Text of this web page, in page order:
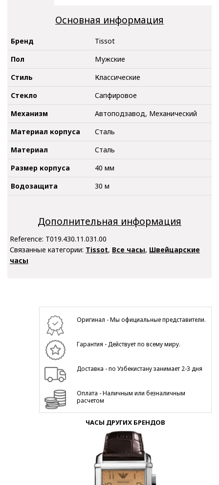
Основная информация
Бренд
Tissot
Пол
Мужские
Стиль
Классические
Стекло
Сапфировое
Механизм
Автоподзавод, Механический
Материал корпуса
Сталь
Материал
Сталь
Размер корпуса
40 мм
Водозащита
30 м
Дополнительная информация
Reference: T019.430.11.031.00
Связанные категории: Tissot, Все часы, Швейцарские
часы
Оригинал - Мы официальные представители.
Гарантия - Действует по всему миру.
Доставка - по Узбекистану занимает 2-3 дня
Оплата - Наличным или безналичным
расчетом
ЧАСЫ ДРУГИХ БРЕНДОВ